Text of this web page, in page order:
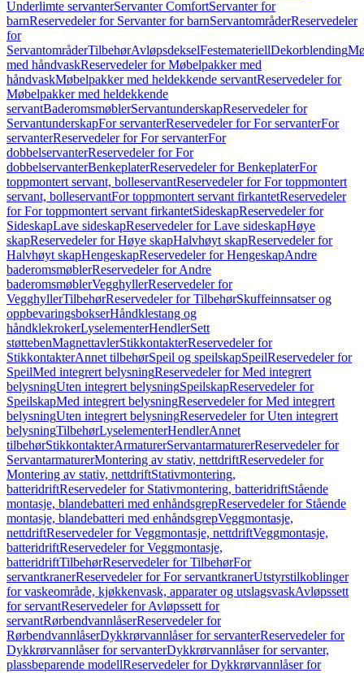
Underlimte servanterServanter ComfortServanter for
barnReservedeler for Servanter for barnServantområderReservedeler
for
ServantområderTilbehørAvløpsdekselFestemateriellDekorblending
med håndvaskReservedeler for Møbelpakker med
håndvaskMøbelpakker med heldekkende servantReservedeler for
Møbelpakker med heldekkende
servantBaderomsmøblerServantunderskapReservedeler for
ServantunderskapFor servanterReservedeler for For servanterFor
servanterReservedeler for For servanterFor
dobbelservanterReservedeler for For
dobbelservanterBenkeplaterReservedeler for BenkeplaterFor
toppmontert servant, bolleservantReservedeler for For toppmontert
servant, bolleservantFor toppmontert servant firkantetReservedeler
for For toppmontert servant firkantetSideskapReservedeler for
SideskapLave sideskapReservedeler for Lave sideskapHøye
skapReservedeler for Høye skapHalvhøyt skapReservedeler for
Halvhøyt skapHengeskapReservedeler for HengeskapAndre
baderomsmøblerReservedeler for Andre
baderomsmøblerVegghyllerReservedeler for
VegghyllerTilbehørReservedeler for TilbehørSkuffeinnsatser og
oppbevaringsbokserHåndklestang og
håndklekrokerLyselementerHendlerSett
støttebenMagnettavlerStikkontakterReservedeler for
StikkontakterAnnet tilbehørSpeil og speilskapSpeilReservedeler for
SpeilMed integrert belysningReservedeler for Med integrert
belysningUten integrert belysningSpeilskapReservedeler for
SpeilskapMed integrert belysningReservedeler for Med integrert
belysningUten integrert belysningReservedeler for Uten integrert
belysningTilbehørLyselementerHendlerAnnet
tilbehørStikkontakterArmaturerServantarmaturerReservedeler for
ServantarmaturerMontering av stativ, nettdriftReservedeler for
Montering av stativ, nettdriftStativmontering,
batteridriftReservedeler for Stativmontering, batteridriftStående
montasje, blandebatteri med enhåndsgrepReservedeler for Stående
montasje, blandebatteri med enhåndsgrepVeggmontasje,
nettdriftReservedeler for Veggmontasje, nettdriftVeggmontasje,
batteridriftReservedeler for Veggmontasje,
batteridriftTilbehørReservedeler for TilbehørFor
servantkranerReservedeler for For servantkranerUtstyrstilkoblinger
for vaskeområde, kjøkkenvask, apparater og utslagsvaskAvløpssett
for servantReservedeler for Avløpssett for
servantRørbendvannlåserReservedeler for
RørbendvannlåserDykkrørvannlåser for servanterReservedeler for
Dykkrørvannlåser for servanterDykkrørvannlåser for servanter,
plassbeparende modellReservedeler for Dykkrørvannlåser for